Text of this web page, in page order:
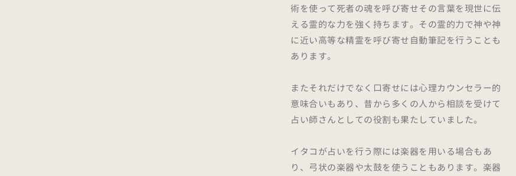
術を使って死者の魂を呼び寄せその言葉を現世に伝
える霊的な力を強く持ちます。その霊的力で神や神
に近い高等な精霊を呼び寄せ自動筆記を行うことも
あります。
またそれだけでなく口寄せには心理カウンセラー的
意味合いもあり、昔から多くの人から相談を受けて
占い師さんとしての役割も果たしていました。
イタコが占いを行う際には楽器を用いる場合もあ
り、弓状の楽器や太鼓を使うこともあります。楽器